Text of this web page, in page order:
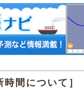
時間について］